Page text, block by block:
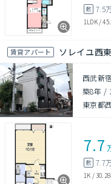
敷 7.5
1LDK/
賃貸アパート ソレイユ西
西武新
築8年 /
東京都
7.7
敷 7.7
1K /